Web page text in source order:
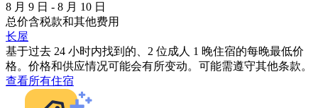
8 月 9 日 - 8 月 10 日
总价含税款和其他费用
长屋
基于过去 24 小时内找到的、2 位成人 1 晚住宿的每晚最低价
格。价格和供应情况可能会有所变动。可能需遵守其他条款。
查看所有住宿